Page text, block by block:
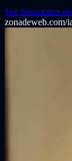
Ver Soluciones
zonadeweb.com/